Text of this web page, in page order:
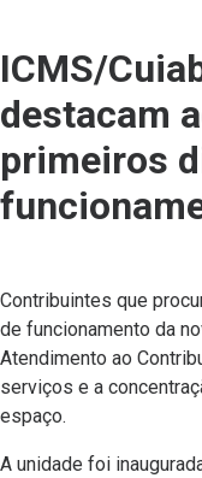
ICMS/
destacam
primeiros
Contribuintes que
de funcionamento da
Atendimento ao
serviços e a
espaço.
A unidade foi